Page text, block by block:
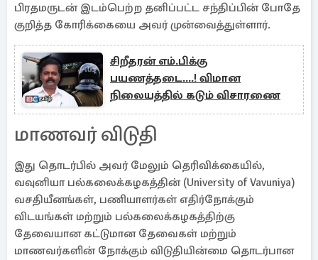
பிரதமருடன் இடம்பெற்ற தனிப்பட்ட சந்திப்பின் போதே
குறித்த கோரிக்கையை அவர் முன்வைத்துள்ளார்.
சிறீதரன் எம்.பிக்கு
பயணத்தடை....! விமான
நிலையத்தில் கடும் விசாரணை
மாணவர் விடுதி
இது தொடர்பில் அவர் மேலும் தெரிவிக்கையில்,
வவுனியா பல்கலைக்கழகத்தின் (University of Vavuniya)
வசதியீனங்கள், பணியாளர்கள் எதிர்நோக்கும்
விடயங்கள் மற்றும் பல்கலைக்கழகத்திற்கு
தேவையான கட்டுமான தேவைகள் மற்றும்
மாணவர்களின் நோக்கும் விடுதியின்மை தொடர்பான